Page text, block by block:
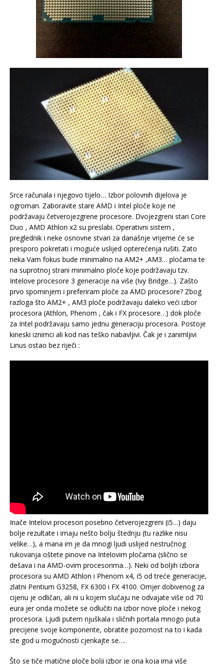
Srce računala i njegovo tijelo… Izbor polovnih dijelova je
ogroman. Zaboravite stare AMD i Intel ploče koje ne
podržavaju četverojezgrene procesore. Dvojezgreni stari Core
Duo , AMD Athlon x2 su preslabi. Operativni sistem ,
preglednik i neke osnovne stvari za današnje vrijeme će se
presporo pokretati i moguće uslijed opterećenja rušiti. Zato
neka Vam fokus bude minimalno na AM2+ ,AM3… pločama te
na suprotnoj strani minimalno ploče koje podržavaju tzv.
Intelove procesore 3 generacije na više (Ivy Bridge…). Zašto
prvo spominjem i preferiram ploče za AMD procesore? Zbog
razloga što AM2+ , AM3 ploče podržavaju daleko veći izbor
procesora (Athlon, Phenom , čak i FX procesore…) dok ploče
za Intel podržavaju samo jednu generaciju procesora. Postoje
kineski iznimci ali kod nas teško nabavljivi. Čak je i zanimljivi
Linus ostao bez riječi :
Inače Intelovi procesori posebno četverojezgreni (i5…) daju
bolje rezultate i imaju nešto bolju štednju (tu razlike nisu
velike…), a mana im je da mnogi ljudi uslijed nestručnog
rukovanja oštete pinove na Intelovim pločama (slično se
dešava i na AMD-ovim procesorima…). Neki od boljih izbora
procesora su AMD Athlon i Phenom x4, i5 od treće generacije,
zlatni Pentium G3258, FX 6300 i FX 4100. Omjer dobivenog za
cijenu je odličan, ali ni u kojem slučaju ne odvajate više od 70
eura jer onda možete se odlučiti na izbor nove ploče i nekog
procesora. Ljudi putem njuškala i sličnih portala mnogo puta
precijene svoje komponente, obratite pozornost na to i kada
ste god u mogućnosti cjenkajte se….
Što se tiče matične ploče bolji izbor je ona koja ima više